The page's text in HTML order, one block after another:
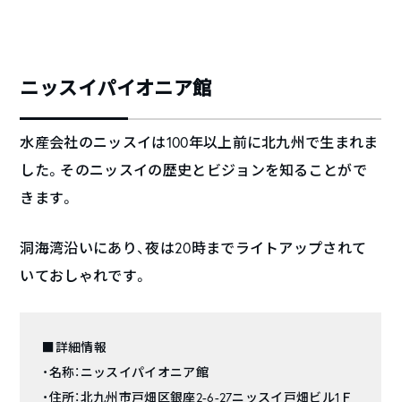
ニッスイパイオニア館
水産会社のニッスイは100年以上前に北九州で生まれま
した。そのニッスイの歴史とビジョンを知ることがで
きます。
洞海湾沿いにあり、夜は20時までライトアップされて
いておしゃれです。
■詳細情報
・名称：ニッスイパイオニア館
・住所：北九州市戸畑区銀座2-6-27ニッスイ戸畑ビル1Ｆ